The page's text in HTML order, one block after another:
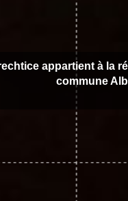
appartient à la
commune